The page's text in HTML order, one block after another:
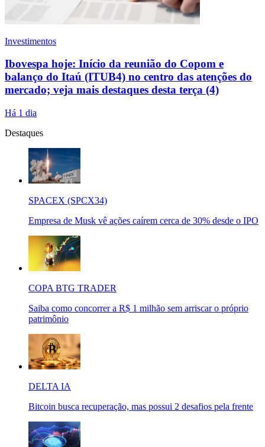
Investimentos
Ibovespa hoje: Início da reunião do Copom e
balanço do Itaú (ITUB4) no centro das atenções do
mercado; veja mais destaques desta terça (4)
Há 1 dia
Destaques
SPACEX (SPCX34)
Empresa de Musk vê ações caírem cerca de 30% desde o IPO
COPA BTG TRADER
Saiba como concorrer a R$ 1 milhão sem arriscar o próprio
patrimônio
DELTA IA
Bitcoin busca recuperação, mas possui 2 desafios pela frente